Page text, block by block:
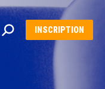
RechercheINSCRIPTION